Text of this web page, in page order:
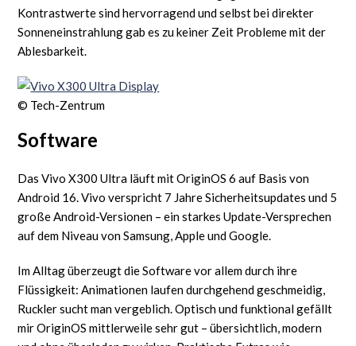
Kontrastwerte sind hervorragend und selbst bei direkter
Sonneneinstrahlung gab es zu keiner Zeit Probleme mit der
Ablesbarkeit.
© Tech-Zentrum
Software
Das Vivo X300 Ultra läuft mit OriginOS 6 auf Basis von
Android 16. Vivo verspricht 7 Jahre Sicherheitsupdates und 5
große Android-Versionen – ein starkes Update-Versprechen
auf dem Niveau von Samsung, Apple und Google.
Im Alltag überzeugt die Software vor allem durch ihre
Flüssigkeit: Animationen laufen durchgehend geschmeidig,
Ruckler sucht man vergeblich. Optisch und funktional gefällt
mir OriginOS mittlerweile sehr gut – übersichtlich, modern